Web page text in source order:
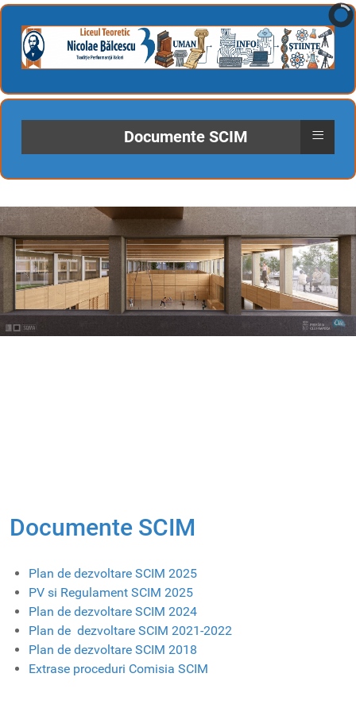
Documente SCIM ≡
Documente SCIM
Plan de dezvoltare SCIM 2025
PV si Regulament SCIM 2025
Plan de dezvoltare SCIM 2024
Plan de dezvoltare SCIM 2021-2022
Plan de dezvoltare SCIM 2018
Extrase proceduri Comisia SCIM